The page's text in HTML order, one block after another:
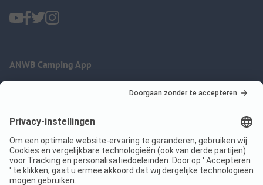
ANWB Camping App
Imprint
Jouw privacy
Voorwaarden